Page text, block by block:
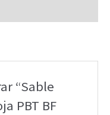
“Sable
PBT BF